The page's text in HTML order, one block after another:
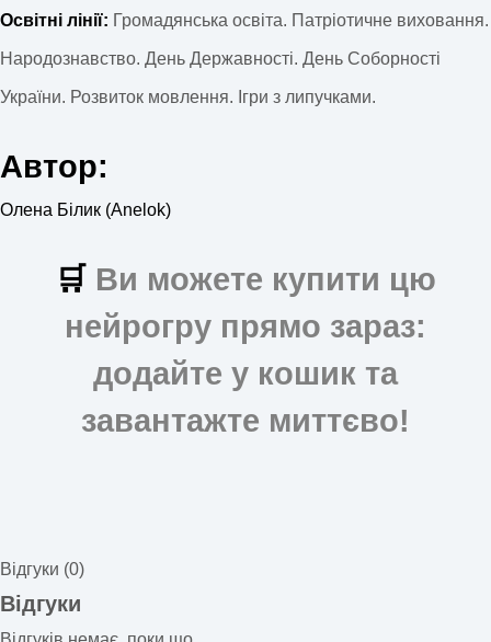
Освітні лінії: Громадянська освіта. Патріотичне виховання.
Народознавство. День Державності. День Соборності
України. Розвиток мовлення. Ігри з липучками.
Автор:
Олена Білик (Anelok)
🛒 Ви можете купити цю
нейрогру прямо зараз:
додайте у кошик та
завантажте миттєво!
Відгуки (0)
Відгуки